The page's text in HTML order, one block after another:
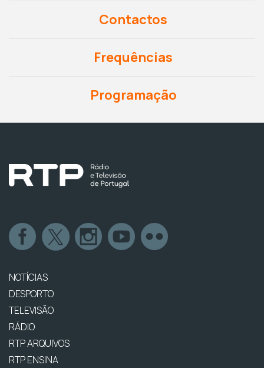
Contactos
Frequências
Programação
NOTÍCIAS
DESPORTO
TELEVISÃO
RÁDIO
RTP ARQUIVOS
RTP ENSINA